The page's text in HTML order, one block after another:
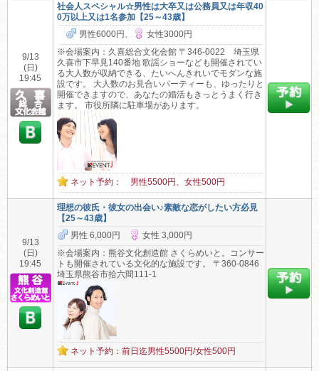
9/13
(日)
19:45
社会人スペシャル☆男性は大卒又は公務員又は年収40
0万以上又は1名参加【25～43歳】
男性6000円、
女性3000円
※会場案内：久喜総合文化会館 〒346-0022 埼玉県
久喜市下早見140番地 歌謡ショーなども開催されてい
る大人数が収納できる、たいへんきれいでモダンな施
設です。 大人数のお見合いパーティーも、ゆったりと
開催できますので、あなたの婚活もきっとうまく行き
ます。 市役所隣に駐車場があります。
ネット予約： 男性5500円、女性500円
9/13
(日)
19:45
理想の彼氏・彼女の出会い♪素敵な恋がしたい方必見
【25～43歳】
男性 6,000円
女性 3,000円
※会場案内：熊谷文化創造館 さくらめいと。コンサー
トも開催されている文化的な施設です。 〒360-0846
埼玉県熊谷市拾六間111-1
ネット予約：前日迄男性5500円/女性500円